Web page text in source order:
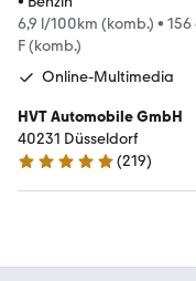
6,9 l/100km (komb.) •
F (komb.)
Online-Multimedia
HVT Automobile GmbH
40231 Düsseldorf
4.8 Sterne
(219)